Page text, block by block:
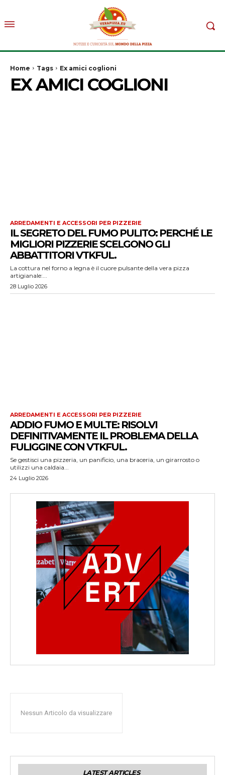
Home Tags Ex amici coglioni
EX AMICI COGLIONI
ARREDAMENTI E ACCESSORI PER PIZZERIE
IL SEGRETO DEL FUMO PULITO: PERCHÉ LE
MIGLIORI PIZZERIE SCELGONO GLI
ABBATTITORI VTKFUL.
La cottura nel forno a legna è il cuore pulsante della vera pizza
artigianale:...
28 Luglio 2026
ARREDAMENTI E ACCESSORI PER PIZZERIE
ADDIO FUMO E MULTE: RISOLVI
DEFINITIVAMENTE IL PROBLEMA DELLA
FULIGGINE CON VTKFUL.
Se gestisci una pizzeria, un panificio, una braceria, un girarrosto o
utilizzi una caldaia...
24 Luglio 2026
Nessun Articolo da visualizzare
LATEST ARTICLES